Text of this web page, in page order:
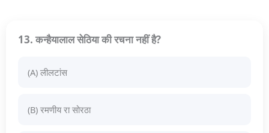
13. कन्हैयालाल सेठिया की रचना नहीं है?
(A) लीलटांस
(B) रमणीय रा सोरठा